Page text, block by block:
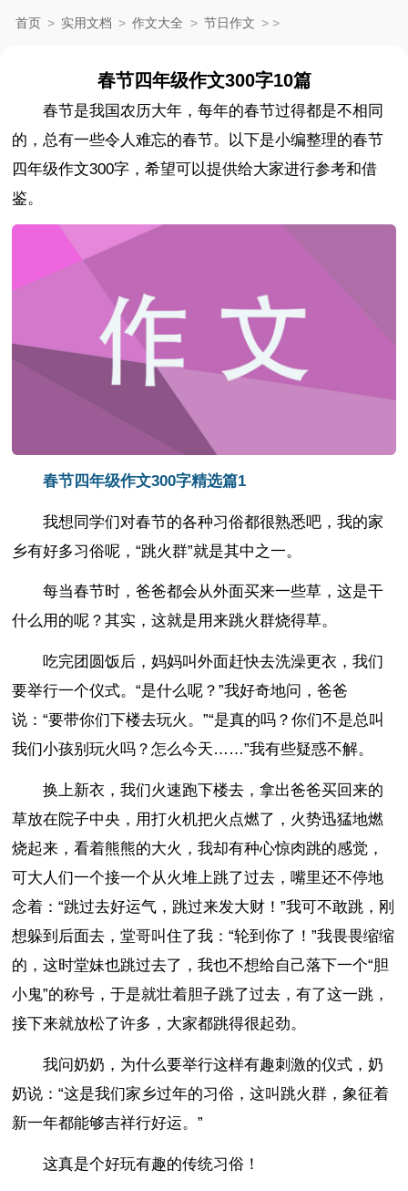
首页 > 实用文档 > 作文大全 > 节日作文 > >
春节四年级作文300字10篇
春节是我国农历大年，每年的春节过得都是不相同
的，总有一些令人难忘的春节。以下是小编整理的春节
四年级作文300字，希望可以提供给大家进行参考和借
鉴。
春节四年级作文300字精选篇1
我想同学们对春节的各种习俗都很熟悉吧，我的家
乡有好多习俗呢，“跳火群”就是其中之一。
每当春节时，爸爸都会从外面买来一些草，这是干
什么用的呢？其实，这就是用来跳火群烧得草。
吃完团圆饭后，妈妈叫外面赶快去洗澡更衣，我们
要举行一个仪式。“是什么呢？”我好奇地问，爸爸
说：“要带你们下楼去玩火。”“是真的吗？你们不是总叫
我们小孩别玩火吗？怎么今天……”我有些疑惑不解。
换上新衣，我们火速跑下楼去，拿出爸爸买回来的
草放在院子中央，用打火机把火点燃了，火势迅猛地燃
烧起来，看着熊熊的大火，我却有种心惊肉跳的感觉，
可大人们一个接一个从火堆上跳了过去，嘴里还不停地
念着：“跳过去好运气，跳过来发大财！”我可不敢跳，刚
想躲到后面去，堂哥叫住了我：“轮到你了！”我畏畏缩缩
的，这时堂妹也跳过去了，我也不想给自己落下一个“胆
小鬼”的称号，于是就壮着胆子跳了过去，有了这一跳，
接下来就放松了许多，大家都跳得很起劲。
我问奶奶，为什么要举行这样有趣刺激的仪式，奶
奶说：“这是我们家乡过年的习俗，这叫跳火群，象征着
新一年都能够吉祥行好运。”
这真是个好玩有趣的传统习俗！